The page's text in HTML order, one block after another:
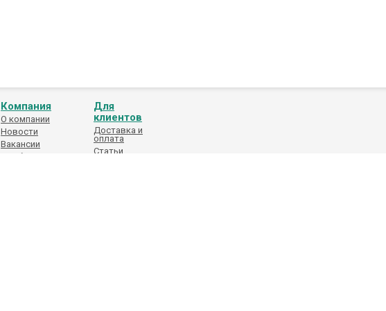
Компания
О компании
Новости
Вакансии
Подбор
Для
клиентов
Доставка и
оплата
Статьи